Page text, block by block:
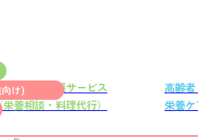
理栄養士出張サービス
栄養相談・料理代行）
高齢
栄養
け)